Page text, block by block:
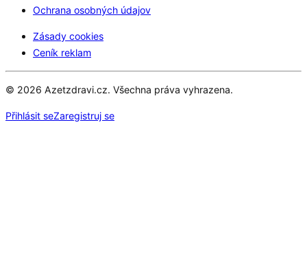
Ochrana osobných údajov
Zásady cookies
Ceník reklam
© 2026 Azetzdravi.cz. Všechna práva vyhrazena.
Přihlásit seZaregistruj se